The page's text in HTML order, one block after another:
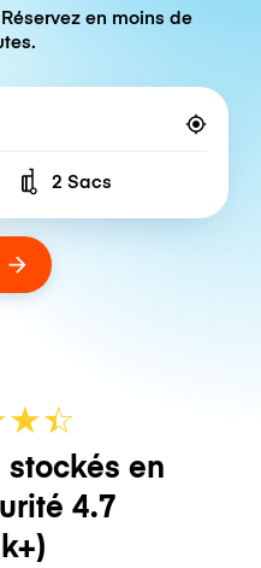
en moins de
Number of bags
2 Sacs
★☆
★
en
4.7